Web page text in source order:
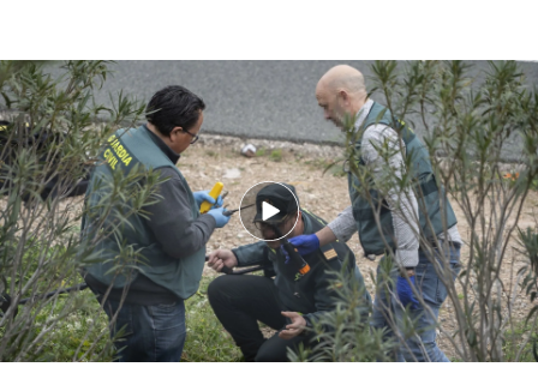
Las pistas del asesinato del exalcalde de Gandía, Arturo Torró, en Xeresa:
¿el crimen es obra de profesionales?